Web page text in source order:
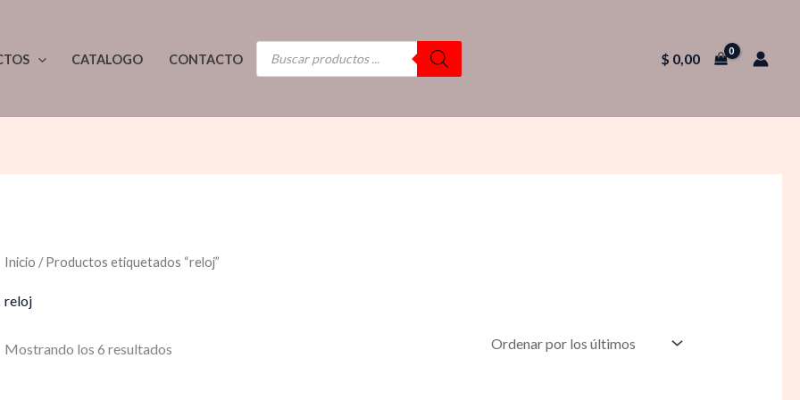
CATALOGO CONTACTO
BÚSQUEDA
DE
PRODUCTOS
$ 0,00
Inicio / Productos etiquetados “reloj”
reloj
Mostrando los 6 resultados